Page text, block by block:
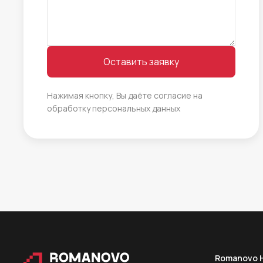
Оставить заявку
Нажимая кнопку, Вы даёте согласие на
обработкуперсональных данных
Romanovo